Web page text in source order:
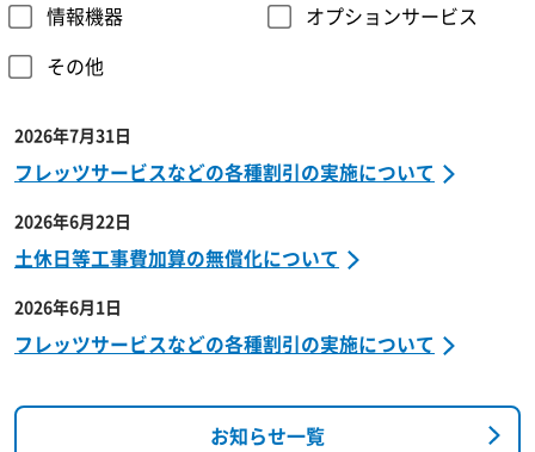
情報機器
オプションサービス
その他
2026年7月31日
フレッツサービスなどの各種割引の実施について
2026年6月22日
土休日等工事費加算の無償化について
2026年6月1日
フレッツサービスなどの各種割引の実施について
お知らせ一覧